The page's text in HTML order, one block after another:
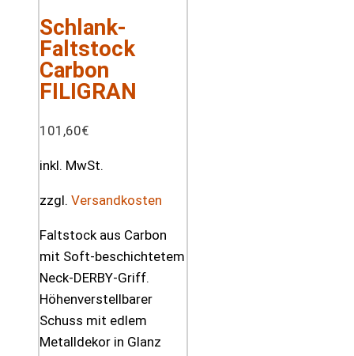
Schlank-
Faltstock
Carbon
FILIGRAN
101,60€
inkl. MwSt.
zzgl. Versandkosten
Faltstock aus Carbon
mit Soft-beschichtetem
Neck-DERBY-Griff.
Höhenverstellbarer
Schuss mit edlem
Metalldekor in Glanz